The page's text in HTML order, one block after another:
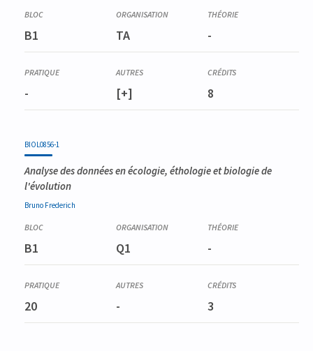
B1 TA -
- [+] 8
BIOL0856-1
Analyse des données en écologie, éthologie et biologie de
l'évolution
Bruno Frederich
B1 Q1 -
20 - 3